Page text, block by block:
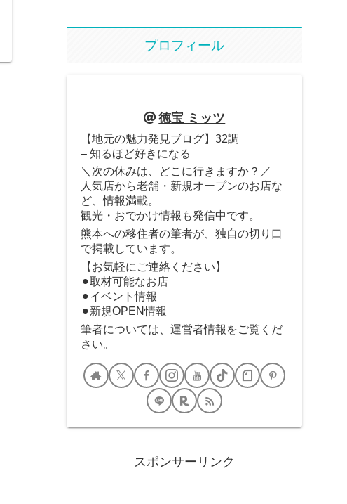
プロフィール
徳宝 ミッツ
【地元の魅力発見ブログ】32調
– 知るほど好きになる
＼次の休みは、どこに行きますか？／
人気店から老舗・新規オープンのお店な
ど、情報満載。
観光・おでかけ情報も発信中です。
熊本への移住者の筆者が、独自の切り口
で掲載しています。
【お気軽にご連絡ください】
⚫︎取材可能なお店
⚫︎イベント情報
⚫︎新規OPEN情報
筆者については、運営者情報をご覧くだ
さい。
スポンサーリンク